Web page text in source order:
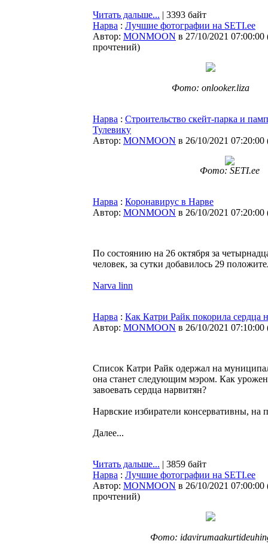
Читать дальше... | 3393 байт
Нарва : Лучшие фотографии на SETI.ee
Автор: MONMOON в 27/10/2021 07:00:00
прочтений)
Фото: onlooker.liza
Нарва : Строительство скейт-парка и
Тулевику
Автор: MONMOON в 26/10/2021 07:20:00
Фото: SETI.ee
Нарва : Коронавирус в Нарве
Автор: MONMOON в 26/10/2021 07:20:00
По состоянию на 26 октября за
человек, за сутки добавилось 29
Narva linn
Нарва : Как Катри Райк покорила сердца
Автор: MONMOON в 26/10/2021 07:10:00
Список Катри Райк одержал на
она станет следующим мэром. Как
завоевать сердца нарвитян?
Нарвские избиратели консервативны, на
Далее...
Читать дальше... | 3859 байт
Нарва : Лучшие фотографии на SETI.ee
Автор: MONMOON в 26/10/2021 07:00:00
прочтений)
Фото: